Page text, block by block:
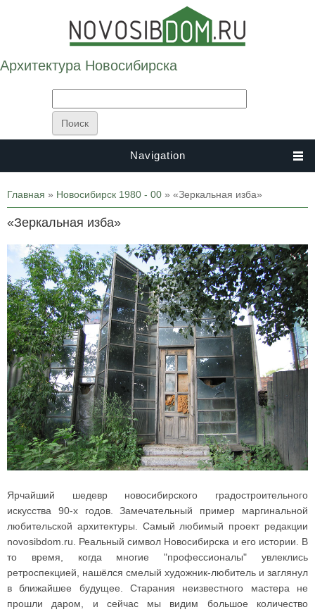
Архитектура Новосибирска
Navigation
Вы здесь
Главная » Новосибирск 1980 - 00 » «Зеркальная изба»
«Зеркальная изба»
Ярчайший шедевр новосибирского градостроительного
искусства 90-х годов. Замечательный пример маргинальной
любительской архитектуры. Самый любимый проект редакции
novosibdom.ru. Реальный символ Новосибирска и его истории. В
то время, когда многие "профессионалы" увлеклись
ретроспекцией, нашёлся смелый художник-любитель и заглянул
в ближайшее будущее. Старания неизвестного мастера не
прошли даром, и сейчас мы видим большое количество